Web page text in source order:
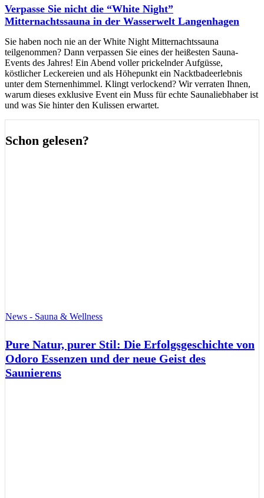
Verpasse Sie nicht die “White Night”
Mitternachtssauna in der Wasserwelt Langenhagen
Sie haben noch nie an der White Night Mitternachtssauna
teilgenommen? Dann verpassen Sie eines der heißesten Sauna-
Events des Jahres! Ein Abend voller prickelnder Aufgüsse,
köstlicher Leckereien und als Höhepunkt ein Nacktbadeerlebnis
unter dem Sternenhimmel. Klingt verlockend? Wir verraten Ihnen,
warum dieses exklusive Event ein Muss für echte Saunaliebhaber ist
und was Sie hinter den Kulissen erwartet.
Schon gelesen?
News - Sauna & Wellness
Pure Natur, purer Stil: Die Erfolgsgeschichte von
Odoro Essenzen und der neue Geist des
Saunierens